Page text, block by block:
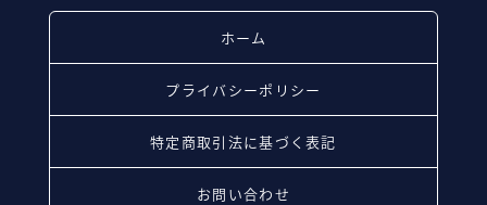
ホーム
プライバシーポリシー
特定商取引法に基づく表記
お問い合わせ